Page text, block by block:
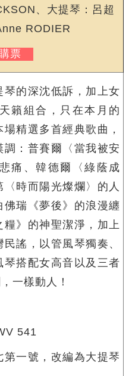
、大提琴：呂超
RODIER
票
的深沈低訴，加上女
籟組合，只在本月的
精選多首經典歌曲，
：普賽爾〈當我被安
痛、韓德爾〈綠蔭成
時而陽光燦爛〉的人
瑞《夢後》的浪漫纏
》的神聖潔淨，加上
謠，以管風琴獨奏、
搭配女高音以及三者
一樣動人！
541
一號，改編為大提琴